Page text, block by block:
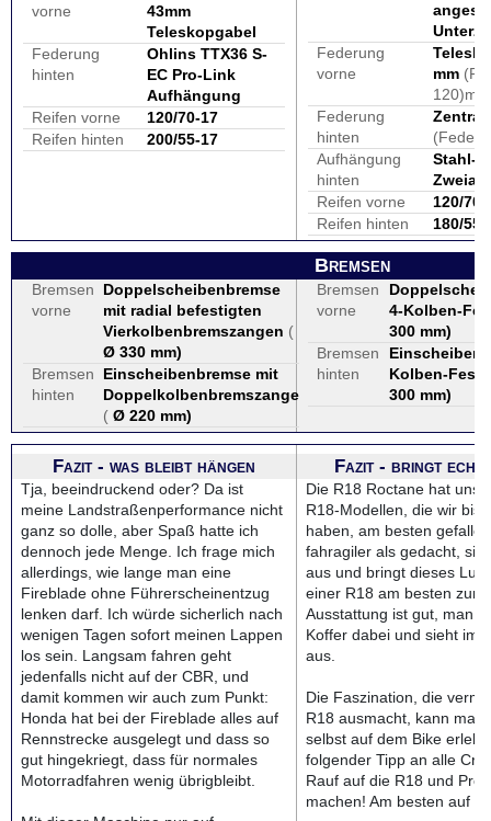
vorne
43mm
Teleskopgabel
Federung
hinten
Ohlins TTX36 S-
EC Pro-Link
Aufhängung
Reifen vorne
120/70-17
Reifen hinten
200/55-17
Federung
vorne
mm
120)mm
Federung
hinten
Aufhängung
hinten
Stahl-
Reifen vorne
120/70
Reifen hinten
180/55
Bremsen
Bremsen
vorne
Doppelscheibenbremse
mit radial befestigten
Vierkolbenbremszangen (
Ø 330 mm)
Bremsen
hinten
Einscheibenbremse mit
Doppelkolbenbremszange
( Ø 220 mm)
Bremsen
vorne
4-Kolben-
300 mm)
Bremsen
hinten
Kolben-
300 mm)
Fazit - was bleibt hängen
Tja, beeindruckend oder? Da ist
meine Landstraßenperformance nicht
ganz so dolle, aber Spaß hatte ich
dennoch jede Menge. Ich frage mich
allerdings, wie lange man eine
Fireblade ohne Führerscheinentzug
lenken darf. Ich würde sicherlich nach
wenigen Tagen sofort meinen Lappen
los sein. Langsam fahren geht
jedenfalls nicht auf der CBR, und
damit kommen wir auch zum Punkt:
Honda hat bei der Fireblade alles auf
Rennstrecke ausgelegt und dass so
gut hingekriegt, dass für normales
Motorradfahren wenig übrigbleibt.
Fazit - bringt echt
Die R18 Roctane hat uns
R18-Modellen, die wir
haben, am besten
fahragiler als gedacht,
aus und bringt dieses
einer R18 am besten zur
Ausstattung ist gut, man
Koffer dabei und sieht
aus.
Die Faszination, die
R18 ausmacht, kann man
selbst auf dem Bike
folgender Tipp an alle
Rauf auf die R18 und
machen! Am besten auf